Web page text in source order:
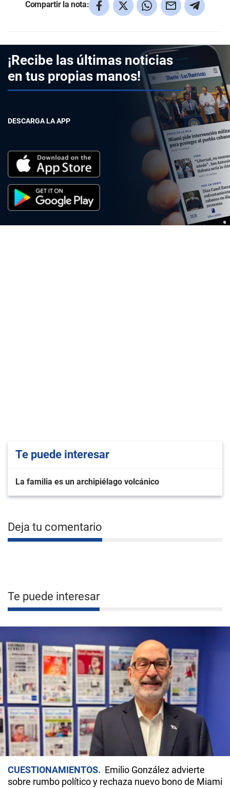
Compartir la nota:
¡Recibe las últimas noticias
en tus propias manos!
DESCARGA LA APP
Te puede interesar
La familia es un archipiélago volcánico
Deja tu comentario
Te puede interesar
CUESTIONAMIENTOS
Emilio González advierte
sobre rumbo político y rechaza nuevo bono de Miami